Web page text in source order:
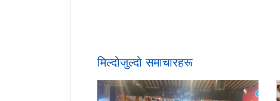
मिल्दोजुल्दो समाचारहरू